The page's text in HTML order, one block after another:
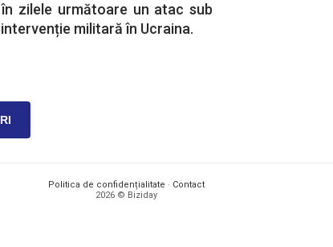
zilele următoare un atac sub
militară în Ucraina.
Politica de confidențialitate · Contact
2026 © Biziday